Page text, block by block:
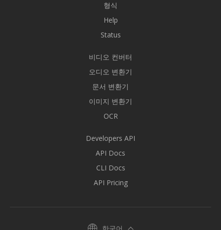
형식
Help
Status
비디오 컨버터
오디오 변환기
문서 변환기
이미지 변환기
OCR
Developers API
API Docs
CLI Docs
API Pricing